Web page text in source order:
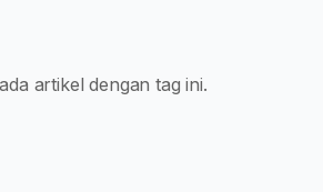
artikel dengan tag ini.